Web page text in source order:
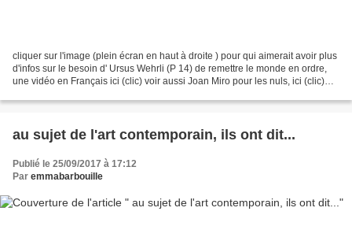
cliquer sur l'image (plein écran en haut à droite ) pour qui aimerait avoir plus
d'infos sur le besoin d' Ursus Wehrli (P 14) de remettre le monde en ordre,
une vidéo en Français ici (clic) voir aussi Joan Miro pour les nuls, ici (clic)
au sujet de l'art contemporain, ils ont dit...
Publié le 25/09/2017 à 17:12
Par emmabarbouille